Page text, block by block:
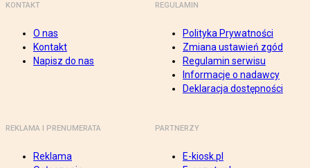
KONTAKT
O nas
Kontakt
Napisz do nas
REGULAMIN
Polityka Prywatności
Zmiana ustawień zgód
Regulamin serwisu
Informacje o nadawcy
Deklaracja dostępności
REKLAMA I PRENUMERATA
Reklama
PARTNERZY
E-kiosk.pl